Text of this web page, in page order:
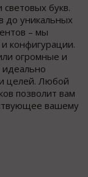
букв.
до уникальных
– мы
конфигурации.
огромные и
целей. Любой
позволит вам
вашему